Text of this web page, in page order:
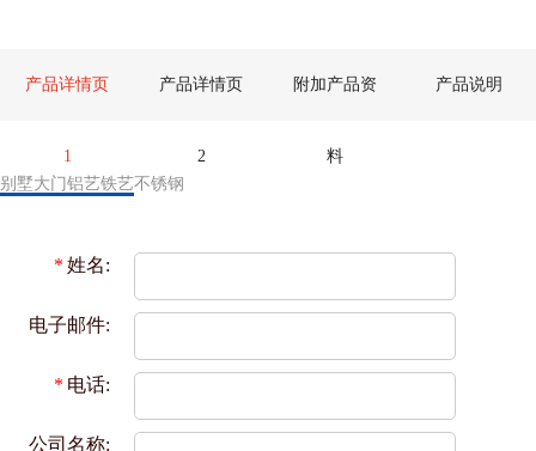
产品详情页
1
产品详情页
2
附加产品资
料
产品说明
别墅大门铝艺铁艺不锈钢
* 姓名:
电子邮件:
* 电话:
公司名称: